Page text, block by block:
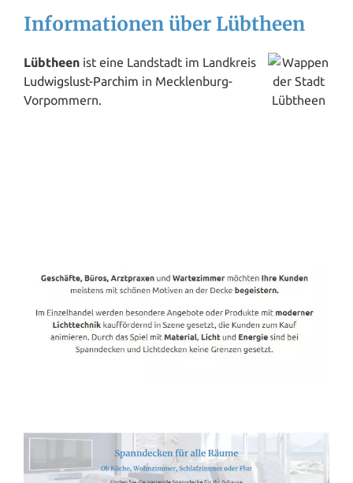
Informationen über Lübtheen
Lübtheen ist eine Landstadt im Landkreis
Ludwigslust-Parchim in Mecklenburg-
Vorpommern.